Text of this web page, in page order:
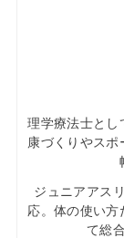
理学療法士とし
康づくりやス
ジュニアアス
応。体の使い方
て総